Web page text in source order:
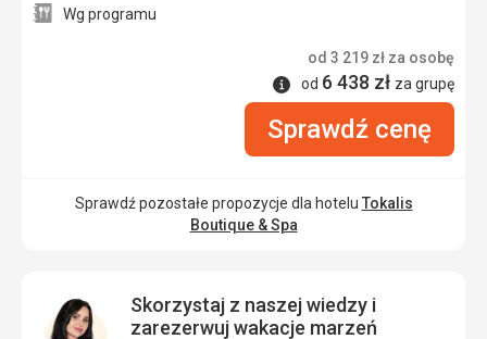
Wg programu
od 3 219 zł za osobę
Informacje
od 6 438 zł za grupę
Sprawdź cenę
Sprawdź pozostałe propozycje dla hotelu Tokalis
Boutique & Spa
Skorzystaj z naszej wiedzy i
zarezerwuj wakacje marzeń